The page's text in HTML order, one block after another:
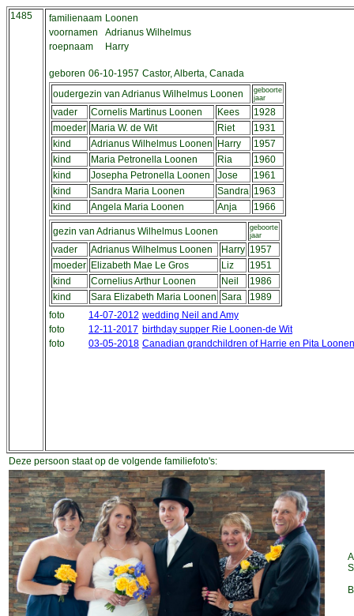
1485 familienaam Loonen
voornamen
Adrianus Wilhelmus
roepnaam
Harry
geboren 06-10-1957 Castor, Alberta, Canada
oudergezin van Adrianus Wilhelmus Loonen
geboorte
jaar
vader Cornelis Martinus Loonen Kees
1928
moeder Maria W. de Wit Riet
1931
kind
Adrianus Wilhelmus Loonen Harry
1957
kind
Maria Petronella Loonen Ria
1960
kind
Josepha Petronella Loonen Jose
1961
kind
Sandra Maria Loonen Sandra 1963
kind
Angela Maria Loonen Anja 1966
gezin van Adrianus Wilhelmus Loonen
geboorte
jaar
vader Adrianus Wilhelmus Loonen Harry 1957
moeder Elizabeth Mae Le Gros Liz
1951
kind
Cornelius Arthur Loonen Neil
1986
kind
Sara Elizabeth Maria Loonen Sara
1989
foto
14-07-2012 wedding Neil and Amy
foto
12-11-2017 birthday supper Rie Loonen-de Wit
foto
03-05-2018 Canadian grandchildren of Harrie en Pita Loonen
Deze persoon staat op de volgende familiefoto's: